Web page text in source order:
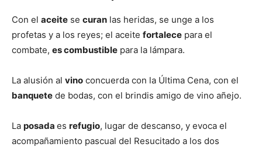
Con el aceite se curan las heridas, se unge a los
profetas y a los reyes; el aceite fortalece para el
combate, es combustible para la lámpara.
La alusión al vino concuerda con la Última Cena, con el
banquete de bodas, con el brindis amigo de vino añejo.
La posada es refugio, lugar de descanso, y evoca el
acompañamiento pascual del Resucitado a los dos